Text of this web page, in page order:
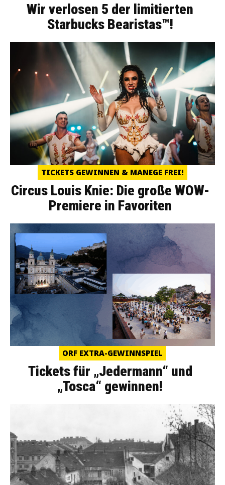
Wir verlosen 5 der limitierten
Starbucks Bearistas™!
TICKETS GEWINNEN & MANEGE FREI!
Circus Louis Knie: Die große WOW-
Premiere in Favoriten
ORF EXTRA-GEWINNSPIEL
Tickets für „Jedermann“ und
„Tosca“ gewinnen!